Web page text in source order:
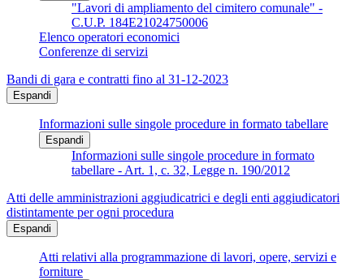
"Lavori di ampliamento del cimitero comunale" -
C.U.P. 184E21024750006
Elenco operatori economici
Conferenze di servizi
Bandi di gara e contratti fino al 31-12-2023
Espandi
Informazioni sulle singole procedure in formato tabellare
Espandi
Informazioni sulle singole procedure in formato
tabellare - Art. 1, c. 32, Legge n. 190/2012
Atti delle amministrazioni aggiudicatrici e degli enti aggiudicatori
distintamente per ogni procedura
Espandi
Atti relativi alla programmazione di lavori, opere, servizi e
forniture